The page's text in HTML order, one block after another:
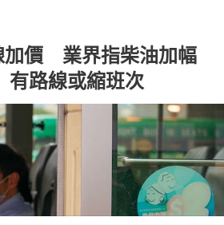
加價 業界指柴油加幅
路線或縮班次